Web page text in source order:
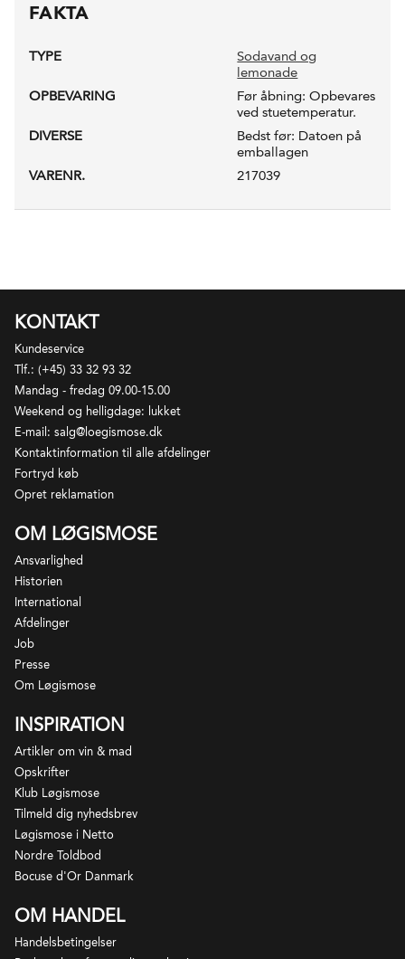
FAKTA
TYPE
Sodavand og
lemonade
OPBEVARING
Før åbning: Opbevares
ved stuetemperatur.
DIVERSE
Bedst før: Datoen på
emballagen
VARENR.
217039
sodavand, helt uden at være et kompromis. Mindre
KONTAKT
Kundeservice
Tlf.: (+45) 33 32 93 32
Mandag - fredag 09.00-15.00
Weekend og helligdage: lukket
E-mail: salg@loegismose.dk
Kontaktinformation til alle afdelinger
Fortryd køb
Opret reklamation
OM LØGISMOSE
Ansvarlighed
Historien
International
Afdelinger
Job
Presse
Om Løgismose
INSPIRATION
Artikler om vin & mad
Opskrifter
Klub Løgismose
Tilmeld dig nyhedsbrev
Løgismose i Netto
Nordre Toldbod
Bocuse d'Or Danmark
OM HANDEL
Handelsbetingelser